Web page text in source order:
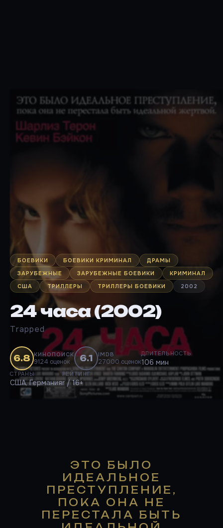
БОЕВИКИ БОЕВИКИ КРИМИНАЛ
ДРАМЫ
ЗАРУБЕЖНЫЕ
ЗАРУБЕЖНЫЕ БОЕВИКИ
КРИМИНАЛ
США
ТРИЛЛЕРЫ ТРИЛЛЕРЫ БОЕВИКИ 2002
24 часа (2002)
Trapped
6.8 КИНОПОИСК
9124 оценок 6.1 IMDB
27000 оценок
ДЛИТЕЛЬНОСТЬ
106 мин
СТРАНЫ
США, Германия
РЕЙТИНГ
r / 16+
ЭТО БЫЛО
ИДЕАЛЬНОЕ
ПРЕСТУПЛЕНИЕ,
ПОКА ОНА НЕ
ПЕРЕСТАЛА БЫТЬ